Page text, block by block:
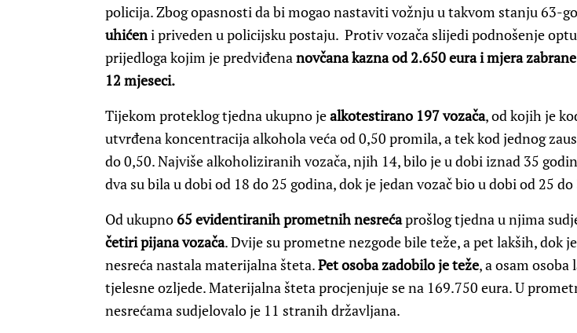
policija. Zbog opasnosti da bi mogao nastaviti vožnju u takvom stanju 63-
uhićeni priveden u policijsku postaju. Protiv vozača slijedi podnošenje
prijedloga kojim je predviđenanovčana kazna od 2.650 eura i mjera
12 mjeseci.
Tijekom proteklog tjedna ukupno jealkotestirano 197 vozača, od kojih je
utvrđena koncentracija alkohola veća od 0,50 promila, a tek kod jednog
do 0,50. Najviše alkoholiziranih vozača, njih 14, bilo je u dobi iznad 35
dva su bila u dobi od 18 do 25 godina, dok je jedan vozač bio u dobi od 25
Od ukupno 65 evidentiranih prometnih nesrećaprošlog tjedna u njima
četiri pijana vozača. Dvije su prometne nezgode bile teže, a pet lakših, dok
nesreća nastala materijalna šteta.Pet osoba zadobilo je teže, a osam osoba
tjelesne ozljede. Materijalna šteta procjenjuje se na 169.750 eura. U
nesrećama sudjelovalo je 11 stranih državljana.